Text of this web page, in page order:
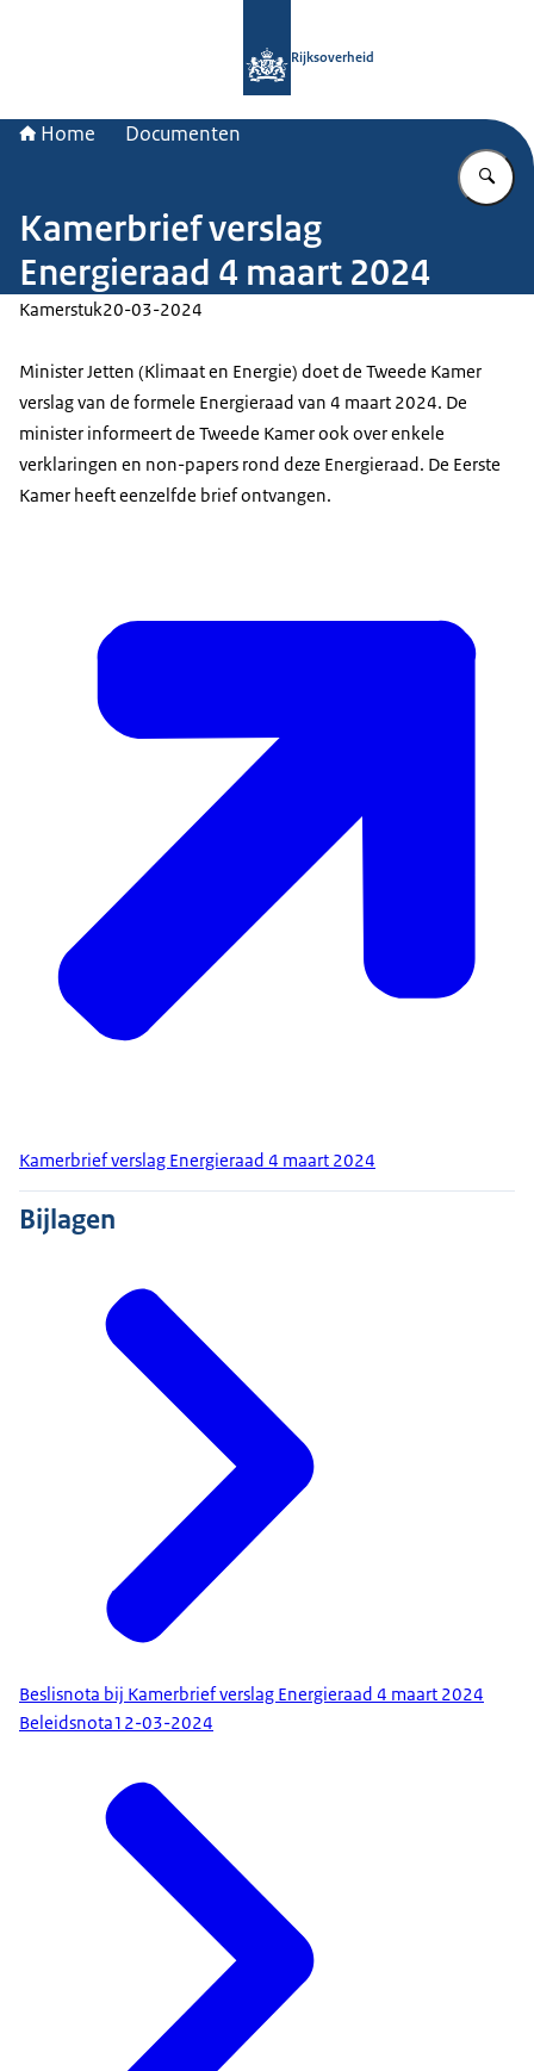
Rijksoverheid
Home Documenten
Kamerbrief verslag
Energieraad 4 maart 2024
Kamerstuk20-03-2024
Minister Jetten (Klimaat en Energie) doet de Tweede Kamer
verslag van de formele Energieraad van 4 maart 2024. De
minister informeert de Tweede Kamer ook over enkele
verklaringen en non-papers rond deze Energieraad. De Eerste
Kamer heeft eenzelfde brief ontvangen.
Kamerbrief verslag Energieraad 4 maart 2024
Bijlagen
Beslisnota bij Kamerbrief verslag Energieraad 4 maart 2024
Beleidsnota12-03-2024